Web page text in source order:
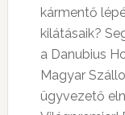
kármentő
kilátásaik?
a Danubius
Magyar
ügyvezető